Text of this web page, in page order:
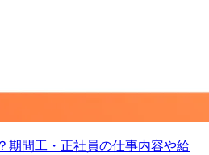
期間工・正社員の仕事内容や給